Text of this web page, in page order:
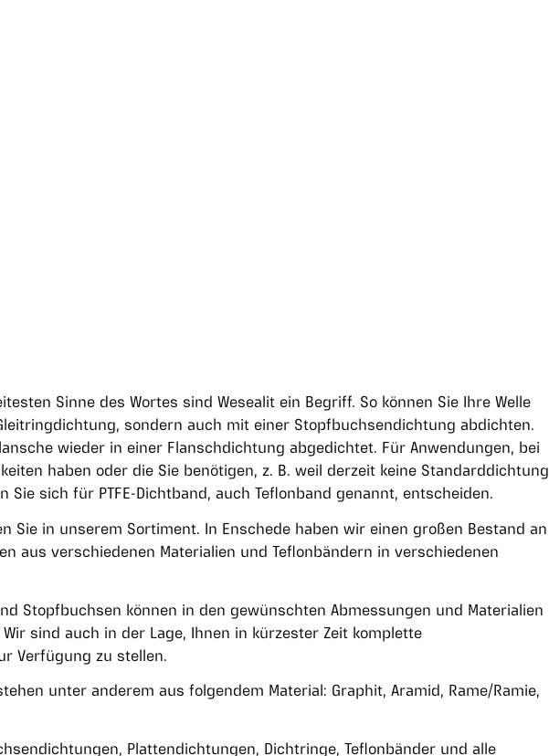
Sinne des Wortes sind Wesealit ein Begriff. So können Sie Ihre Welle
sondern auch mit einer Stopfbuchsendichtung abdichten.
wieder in einer Flanschdichtung abgedichtet. Für Anwendungen, bei
haben oder die Sie benötigen, z. B. weil derzeit keine Standarddichtung
Sie sich für PTFE-Dichtband, auch Teflonband genannt, entscheiden.
Sie in unserem Sortiment. In Enschede haben wir einen großen Bestand an
aus verschiedenen Materialien und Teflonbändern in verschiedenen
Stopfbuchsen können in den gewünschten Abmessungen und Materialien
sind auch in der Lage, Ihnen in kürzester Zeit komplette
Verfügung zu stellen.
unter anderem aus folgendem Material: Graphit, Aramid, Rame/Ramie,
Plattendichtungen, Dichtringe, Teflonbänder und alle